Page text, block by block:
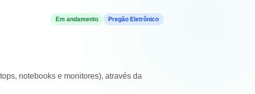
Em andamento Pregão Eletrônico
notebooks e monitores), através da